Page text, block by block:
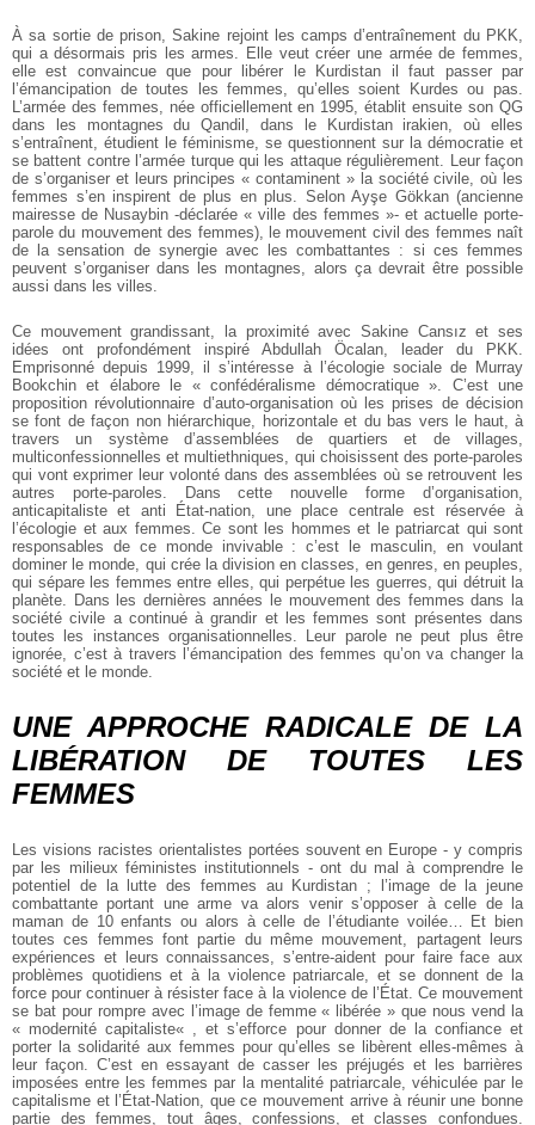
À sa sortie de prison, Sakine rejoint les camps d’entraînement du PKK,
qui a désormais pris les armes. Elle veut créer une armée de femmes,
elle est convaincue que pour libérer le Kurdistan il faut passer par
l’émancipation de toutes les femmes, qu’elles soient Kurdes ou pas.
L’armée des femmes, née officiellement en 1995, établit ensuite son QG
dans les montagnes du Qandil, dans le Kurdistan irakien, où elles
s’entraînent, étudient le féminisme, se questionnent sur la démocratie et
se battent contre l’armée turque qui les attaque régulièrement. Leur façon
de s’organiser et leurs principes « contaminent » la société civile, où les
femmes s’en inspirent de plus en plus. Selon Ayşe Gökkan (ancienne
mairesse de Nusaybin -déclarée « ville des femmes »- et actuelle porte-
parole du mouvement des femmes), le mouvement civil des femmes naît
de la sensation de synergie avec les combattantes : si ces femmes
peuvent s’organiser dans les montagnes, alors ça devrait être possible
aussi dans les villes.
Ce mouvement grandissant, la proximité avec Sakine Cansız et ses
idées ont profondément inspiré Abdullah Öcalan, leader du PKK.
Emprisonné depuis 1999, il s’intéresse à l’écologie sociale de Murray
Bookchin et élabore le « confédéralisme démocratique ». C’est une
proposition révolutionnaire d’auto-organisation où les prises de décision
se font de façon non hiérarchique, horizontale et du bas vers le haut, à
travers un système d’assemblées de quartiers et de villages,
multiconfessionnelles et multiethniques, qui choisissent des porte-paroles
qui vont exprimer leur volonté dans des assemblées où se retrouvent les
autres porte-paroles. Dans cette nouvelle forme d’organisation,
anticapitaliste et anti État-nation, une place centrale est réservée à
l’écologie et aux femmes. Ce sont les hommes et le patriarcat qui sont
responsables de ce monde invivable : c’est le masculin, en voulant
dominer le monde, qui crée la division en classes, en genres, en peuples,
qui sépare les femmes entre elles, qui perpétue les guerres, qui détruit la
planète. Dans les dernières années le mouvement des femmes dans la
société civile a continué à grandir et les femmes sont présentes dans
toutes les instances organisationnelles. Leur parole ne peut plus être
ignorée, c’est à travers l’émancipation des femmes qu’on va changer la
société et le monde.
UNE APPROCHE RADICALE DE LA
LIBÉRATION DE TOUTES LES
FEMMES
Les visions racistes orientalistes portées souvent en Europe - y compris
par les milieux féministes institutionnels - ont du mal à comprendre le
potentiel de la lutte des femmes au Kurdistan ; l’image de la jeune
combattante portant une arme va alors venir s’opposer à celle de la
maman de 10 enfants ou alors à celle de l’étudiante voilée… Et bien
toutes ces femmes font partie du même mouvement, partagent leurs
expériences et leurs connaissances, s’entre-aident pour faire face aux
problèmes quotidiens et à la violence patriarcale, et se donnent de la
force pour continuer à résister face à la violence de l’État. Ce mouvement
se bat pour rompre avec l’image de femme « libérée » que nous vend la
« modernité capitaliste« , et s’efforce pour donner de la confiance et
porter la solidarité aux femmes pour qu’elles se libèrent elles-mêmes à
leur façon. C’est en essayant de casser les préjugés et les barrières
imposées entre les femmes par la mentalité patriarcale, véhiculée par le
capitalisme et l’État-Nation, que ce mouvement arrive à réunir une bonne
partie des femmes, tout âges, confessions, et classes confondues.